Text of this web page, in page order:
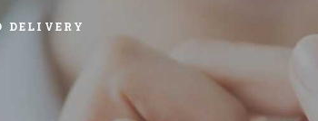
DELIVERY